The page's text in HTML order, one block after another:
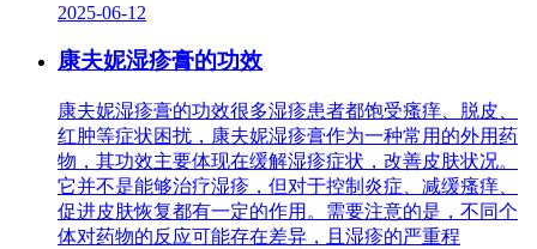
2025-06-12
康夫妮湿疹膏的功效
康夫妮湿疹膏的功效很多湿疹患者都饱受瘙痒、脱皮、
红肿等症状困扰，康夫妮湿疹膏作为一种常用的外用药
物，其功效主要体现在缓解湿疹症状，改善皮肤状况。
它并不是能够治疗湿疹，但对于控制炎症、减缓瘙痒、
促进皮肤恢复都有一定的作用。需要注意的是，不同个
体对药物的反应可能存在差异，且湿疹的严重程